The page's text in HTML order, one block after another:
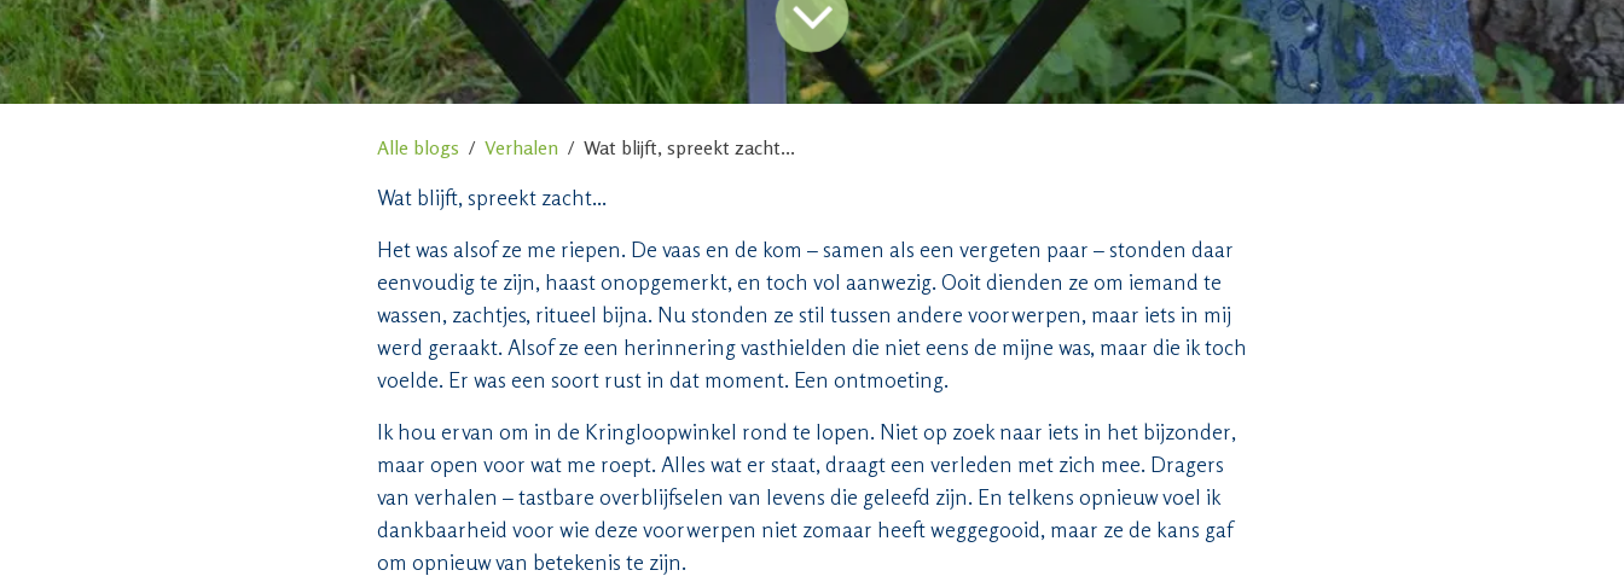
Alle blogs Verhalen Wat blijft, spreekt zacht...
Wat blijft, spreekt zacht...
Het was alsof ze me riepen. De vaas en de kom – samen als een vergeten paar – stonden daar
eenvoudig te zijn, haast onopgemerkt, en toch vol aanwezig. Ooit dienden ze om iemand te
wassen, zachtjes, ritueel bijna. Nu stonden ze stil tussen andere voorwerpen, maar iets in mij
werd geraakt. Alsof ze een herinnering vasthielden die niet eens de mijne was, maar die ik toch
voelde. Er was een soort rust in dat moment. Een ontmoeting.
Ik hou ervan om in de Kringloopwinkel rond te lopen. Niet op zoek naar iets in het bijzonder,
maar open voor wat me roept. Alles wat er staat, draagt een verleden met zich mee. Dragers
van verhalen – tastbare overblijfselen van levens die geleefd zijn. En telkens opnieuw voel ik
dankbaarheid voor wie deze voorwerpen niet zomaar heeft weggegooid, maar ze de kans gaf
om opnieuw van betekenis te zijn.